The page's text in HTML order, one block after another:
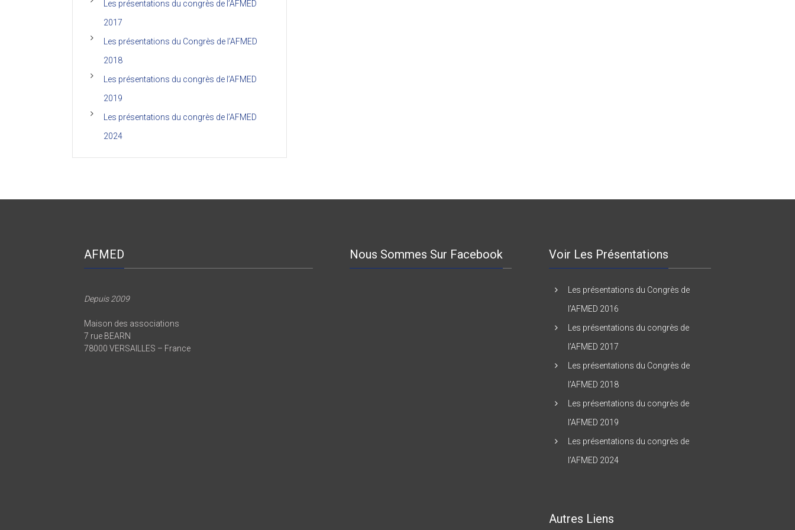
Les présentations du congrès de l’AFMED
2017
Les présentations du Congrès de l’AFMED
2018
Les présentations du congrès de l’AFMED
2019
Les présentations du congrès de l’AFMED
2024
AFMED
Depuis 2009
Maison des associations
7 rue BEARN
78000 VERSAILLES – France
Nous Sommes Sur Facebook Voir Les Présentations
Les présentations du Congrès de
l’AFMED 2016
Les présentations du congrès de
l’AFMED 2017
Les présentations du Congrès de
l’AFMED 2018
Les présentations du congrès de
l’AFMED 2019
Les présentations du congrès de
l’AFMED 2024
Autres Liens